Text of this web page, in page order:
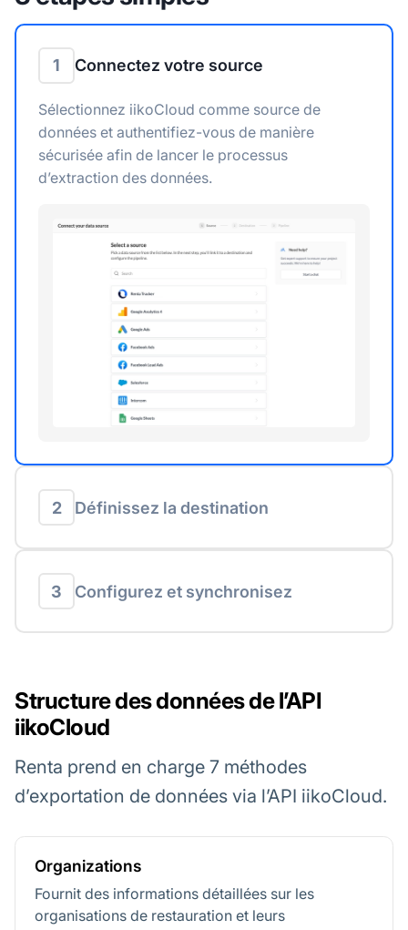
1 Connectez votre source
Sélectionnez iikoCloud comme source de
données et authentifiez-vous de manière
sécurisée afin de lancer le processus
d’extraction des données.
2 Définissez la destination
3 Configurez et synchronisez
Structure des données de l’API
iikoCloud
Renta prend en charge 7 méthodes
d’exportation de données via l’API iikoCloud.
Organizations
Fournit des informations détaillées sur les
organisations de restauration et leurs